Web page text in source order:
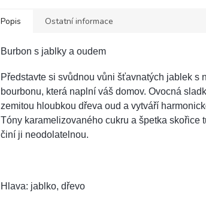
Popis Ostatní informace
Burbon s jablky a oudem
Představte si svůdnou vůni šťavnatých jablek s
bourbonu, která naplní váš domov. Ovocná
zemitou hloubkou dřeva oud a vytváří
Tóny karamelizovaného cukru a špetka skořice
činí ji neodolatelnou.
Hlava: jablko, dřevo